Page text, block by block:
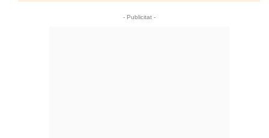
- Publicitat -